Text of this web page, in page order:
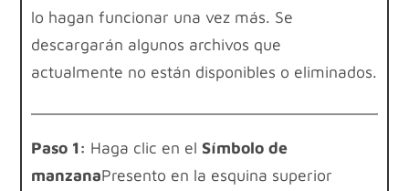
lo hagan funcionar una vez más. Se
descargarán algunos archivos que
actualmente no están disponibles o eliminados.
Paso 1: Haga clic en el Símbolo de
manzanaPresento en la esquina superior